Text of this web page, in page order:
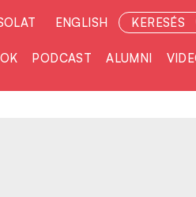
ENGLISH KERESÉS
PODCAST ALUMNI